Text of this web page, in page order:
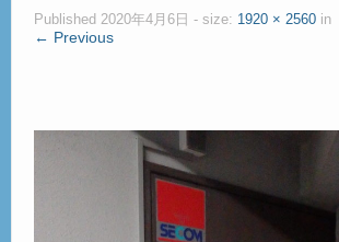
– Size Price –
– Agreement –
Published 2020年4月6日 - size: 1920 × 2560 in
← Previous